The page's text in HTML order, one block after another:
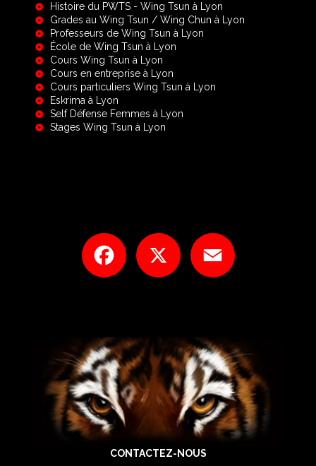
Histoire du PWTS - Wing Tsun à Lyon
Grades au Wing Tsun / Wing Chun à Lyon
Professeurs de Wing Tsun à Lyon
École de Wing Tsun à Lyon
Cours Wing Tsun à Lyon
Cours en entreprise à Lyon
Cours particuliers Wing Tsun à Lyon
Eskrima à Lyon
Self Défense Femmes à Lyon
Stages Wing Tsun à Lyon
Facebook
CONTACTEZ-NOUS